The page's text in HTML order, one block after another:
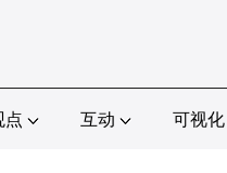
点 互动 可视化